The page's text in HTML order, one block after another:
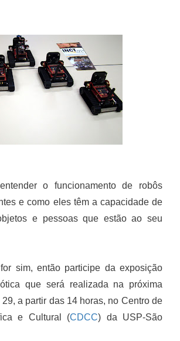
o funcionamento de robôs
e como eles têm a capacidade de
e pessoas que estão ao seu
sim, então participe da exposição
que será realizada na próxima
a partir das 14 horas, no Centro de
e Cultural (CDCC) da USP-São